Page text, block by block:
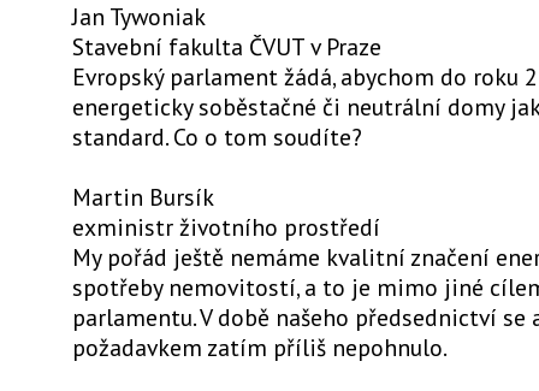
Jan Tywoniak
Stavební fakulta ČVUT v Praze
Evropský parlament žádá, abychom do roku
energeticky soběstačné či neutrální domy
standard. Co o tom soudíte?
Martin Bursík
exministr životního prostředí
My pořád ještě nemáme kvalitní značení
spotřeby nemovitostí, a to je mimo jiné
parlamentu. V době našeho předsednictví
požadavkem zatím příliš nepohnulo.